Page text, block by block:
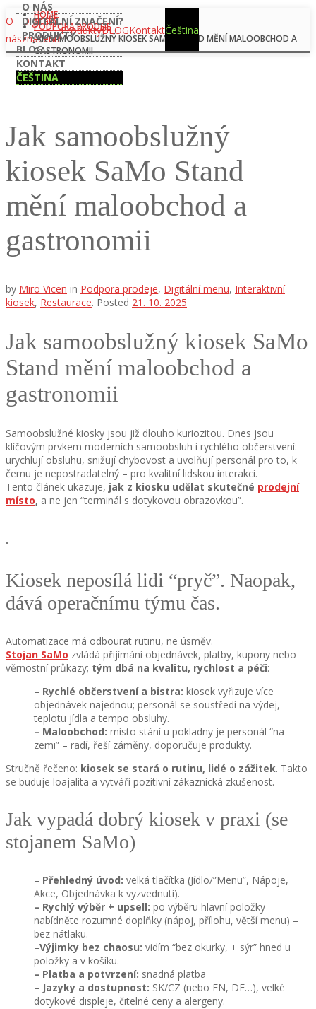
O
nás
Digitální
značení?
ProduktyBLOGKontaktČeština
O NÁS
DIGITÁLNÍ ZNAČENÍ?
PRODUKTY
BLOG
KONTAKT
ČEŠTINA
HOME
PODPORA PRODEJE
JAK SAMOOBSLUŽNÝ KIOSEK SAMO STAND MĚNÍ MALOOBCHOD A
GASTRONOMII
Jak samoobslužný
kiosek SaMo Stand
mění maloobchod a
gastronomii
by Miro Vicen in Podpora prodeje, Digitální menu, Interaktivní
kiosek, Restaurace. Posted 21. 10. 2025
Jak samoobslužný kiosek SaMo
Stand mění maloobchod a
gastronomii
Samoobslužné kiosky jsou již dlouho kuriozitou. Dnes jsou
klíčovým prvkem moderních samoobsluh i rychlého občerstvení:
urychlují obsluhu, snižují chybovost a uvolňují personál pro to, k
čemu je nepostradatelný – pro kvalitní lidskou interakci.
Tento článek ukazuje, jak z kiosku udělat skutečné prodejní
místo, a ne jen “terminál s dotykovou obrazovkou”.
Kiosek neposílá lidi “pryč”. Naopak,
dává operačnímu týmu čas.
Automatizace má odbourat rutinu, ne úsměv.
Stojan SaMo zvládá přijímání objednávek, platby, kupony nebo
věrnostní průkazy; tým dbá na kvalitu, rychlost a péči:
– Rychlé občerstvení a bistra: kiosek vyřizuje více
objednávek najednou; personál se soustředí na výdej,
teplotu jídla a tempo obsluhy.
– Maloobchod: místo stání u pokladny je personál “na
zemi” – radí, řeší záměny, doporučuje produkty.
Stručně řečeno: kiosek se stará o rutinu, lidé o zážitek. Takto
se buduje loajalita a vytváří pozitivní zákaznická zkušenost.
Jak vypadá dobrý kiosek v praxi (se
stojanem SaMo)
– Přehledný úvod: velká tlačítka (Jídlo/”Menu”, Nápoje,
Akce, Objednávka k vyzvednutí).
– Rychlý výběr + upsell: po výběru hlavní položky
nabídněte rozumné doplňky (nápoj, přílohu, větší menu) –
bez nátlaku.
–Výjimky bez chaosu: vidím “bez okurky, + sýr” hned u
položky a v košíku.
– Platba a potvrzení: snadná platba
– Jazyky a dostupnost: SK/CZ (nebo EN, DE…), velké
dotykové displeje, čitelné ceny a alergeny.